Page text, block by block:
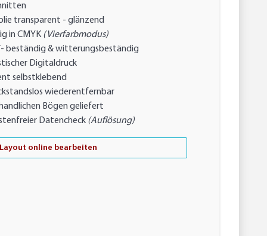
transparent - glänzend
in CMYK (Vierfarbmodus)
beständig & witterungsbeständig
Digitaldruck
selbstklebend
wiederentfernbar
Bögen geliefert
Datencheck (Auflösung)
Layout online bearbeiten